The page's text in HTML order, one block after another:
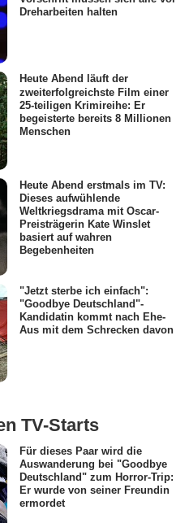
Dreharbeiten halten
Heute Abend läuft der
zweiterfolgreichste Film einer
25-teiligen Krimireihe: Er
begeisterte bereits 8 Millionen
Menschen
Heute Abend erstmals im TV:
Dieses aufwühlende
Weltkriegsdrama mit Oscar-
Preisträgerin Kate Winslet
basiert auf wahren
Begebenheiten
"Jetzt sterbe ich einfach":
"Goodbye Deutschland"-
Kandidatin kommt nach Ehe-
Aus mit dem Schrecken davon
TV-Starts
Für dieses Paar wird die
Auswanderung bei "Goodbye
Deutschland" zum Horror-Trip:
Er wurde von seiner Freundin
ermordet